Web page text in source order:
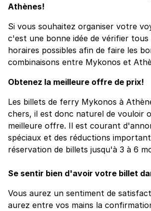
Athènes!
Si vous souhaitez organiser votre
c'est une bonne idée de vérifier tous
horaires possibles afin de faire les
combinaisons entre Mykonos et
Obtenez la meilleure offre de prix!
Les billets de ferry Mykonos à
chers, il est donc naturel de vouloir
meilleure offre. Il est courant
spéciaux et des réductions
réservation de billets jusqu'à 3 à 6
Se sentir bien d'avoir votre billet
Vous aurez un sentiment de
aurez entre vos mains la